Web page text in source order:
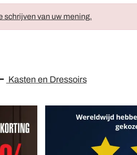
schrijven van uw mening.
Kasten en Dressoirs